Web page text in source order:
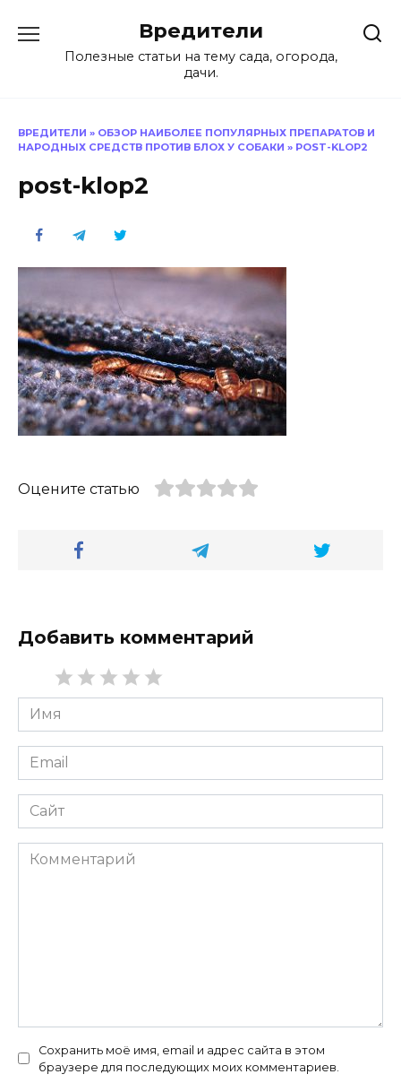
содержанию
Вредители
Полезные статьи на тему сада, огорода,
дачи.
ВРЕДИТЕЛИ » ОБЗОР НАИБОЛЕЕ ПОПУЛЯРНЫХ ПРЕПАРАТОВ И
НАРОДНЫХ СРЕДСТВ ПРОТИВ БЛОХ У СОБАКИ » POST-KLOP2
post-klop2
Оцените статью
Добавить комментарий
Имя
*
Email
*
Сайт
Комментарий
Сохранить моё имя, email и адрес сайта в этом
браузере для последующих моих комментариев.